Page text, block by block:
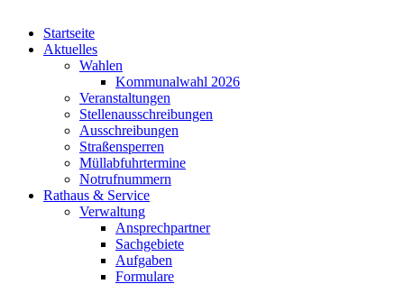
Startseite
Aktuelles
Wahlen
Kommunalwahl 2026
Veranstaltungen
Stellenausschreibungen
Ausschreibungen
Straßensperren
Müllabfuhrtermine
Notrufnummern
Rathaus & Service
Verwaltung
Ansprechpartner
Sachgebiete
Aufgaben
Formulare